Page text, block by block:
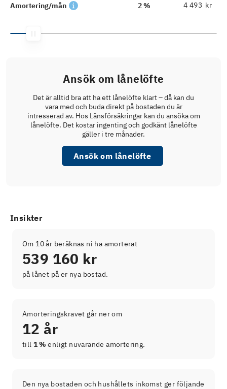
Amortering/mån 2 % kr
Ansök om lånelöfte
Det är alltid bra att ha ett lånelöfte klart – då kan du
vara med och buda direkt på bostaden du är
intresserad av. Hos Länsförsäkringar kan du ansöka om
lånelöfte. Det kostar ingenting och godkänt lånelöfte
gäller i tre månader.
Ansök om lånelöfte
Insikter
Om 10 år beräknas ni ha amorterat
539 160 kr
på lånet på er nya bostad.
Amorteringskravet går ner om
12 år
till 1 % enligt nuvarande amortering.
Den nya bostaden och hushållets inkomst ger följande